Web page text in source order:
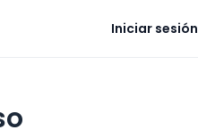
Iniciar sesión